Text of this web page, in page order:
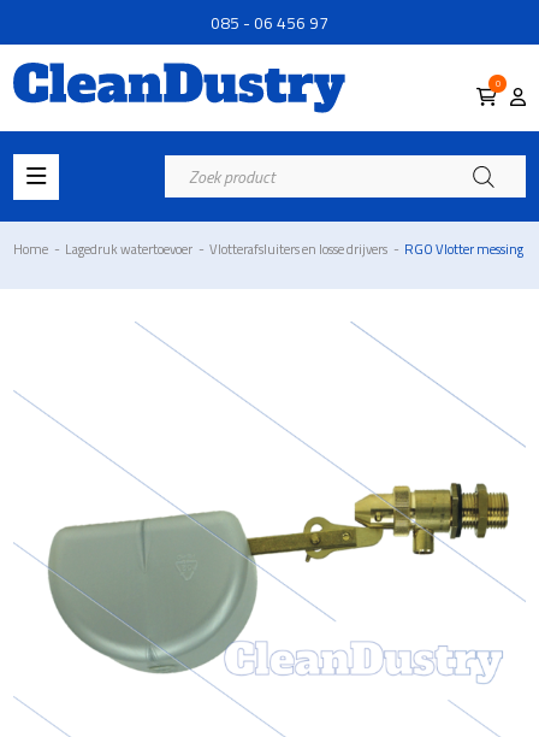
085 - 06 456 97
0
Producten
zoeken
Home - Lagedruk watertoevoer - Vlotterafsluiters en losse drijvers - RGO Vlotter messing